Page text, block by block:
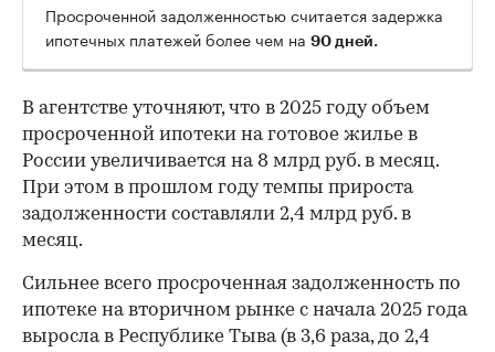
Просроченной задолженностью считается задержка
ипотечных платежей более чем на 90 дней.
В агентстве уточняют, что в 2025 году объем
просроченной ипотеки на готовое жилье в
России увеличивается на 8 млрд руб. в месяц.
При этом в прошлом году темпы прироста
задолженности составляли 2,4 млрд руб. в
месяц.
Сильнее всего просроченная задолженность по
ипотеке на вторичном рынке с начала 2025 года
выросла в Республике Тыва (в 3,6 раза, до 2,4